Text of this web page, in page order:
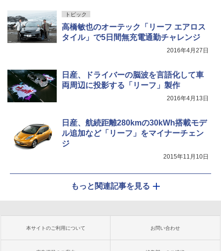
トピック
高橋敏也のオーテック「リーフ エアロス
タイル」で5日間無充電通勤チャレンジ
2016年4月27日
日産、ドライバーの脳波を言語化して車
両周辺に投影する「リーフ」製作
2016年4月13日
日産、航続距離280kmの30kWh搭載モデ
ル追加など「リーフ」をマイナーチェン
ジ
2015年11月10日
もっと関連記事を見る
本サイトのご利用について お問い合わせ